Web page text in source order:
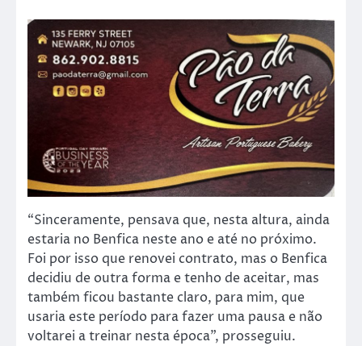
“Sinceramente, pensava que, nesta altura, ainda
estaria no Benfica neste ano e até no próximo.
Foi por isso que renovei contrato, mas o Benfica
decidiu de outra forma e tenho de aceitar, mas
também ficou bastante claro, para mim, que
usaria este período para fazer uma pausa e não
voltarei a treinar nesta época”, prosseguiu.